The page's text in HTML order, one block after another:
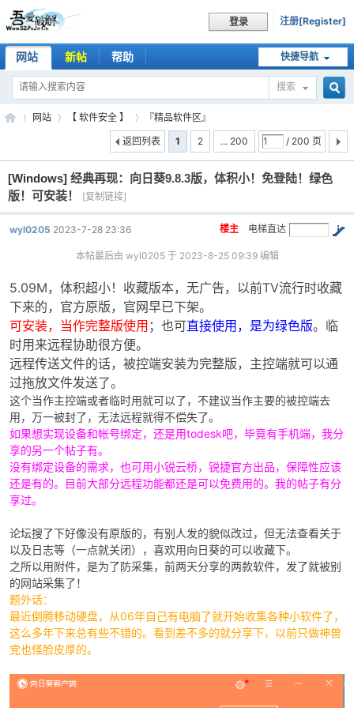
登录 注册[Register]
快捷导航
网站 新帖 帮助
搜索
索
吾
爱
破
解
»
网站
›
【 软件安全 】
›
『精品软件区』
1
2 ... 200 / 200 页
返回列表
[Windows] 经典再现：向日葵9.8.3版，体积小！免登陆！绿色
版！可安装！
[复制链接]
电梯直达
楼主
wyl0205 2023-7-28 23:36
本帖最后由 wyl0205 于 2023-8-25 09:39 编辑
5.09M，体积超小！收藏版本，无广告，以前TV流行时收藏
下来的，官方原版，官网早已下架。
可安装，当作完整版使用 ；也可直接使用，是为绿色版。临
时用来远程协助很方便。
远程传送文件的话，被控端安装为完整版，主控端就可以通
过拖放文件发送了。
这个当作主控端或者临时用就可以了，不建议当作主要的被控端去
用，万一被封了，无法远程就得不偿失了。
如果想实现设备和帐号绑定，还是用todesk吧，毕竟有手机端，我分
享的另一个帖子有。
没有绑定设备的需求，也可用小锐云桥，锐捷官方出品，保障性应该
还是有的。目前大部分远程功能都还是可以免费用的。我的帖子有分
享过。
论坛搜了下好像没有原版的，有别人发的貌似改过，但无法查看关于
以及日志等（一点就关闭），喜欢用向日葵的可以收藏下。
之所以用附件，是为了防采集，前两天分享的两款软件，发了就被别
的网站采集了！
题外话：
最近倒腾移动硬盘，从06年自己有电脑了就开始收集各种小软件了，
这么多年下来总有些不错的。看到差不多的就分享下，以前只做神兽
党也怪脸皮厚的。